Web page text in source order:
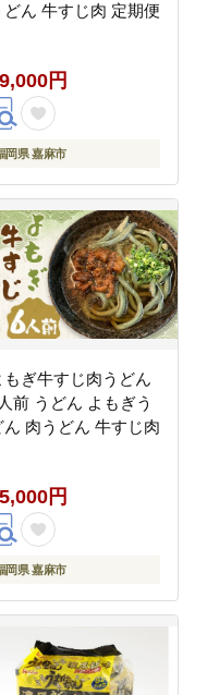
どん 牛すじ肉 定期便
円
岡県 嘉麻市
もぎ牛すじ肉うどん
前 うどん よもぎう
ん 肉うどん 牛すじ肉
円
岡県 嘉麻市